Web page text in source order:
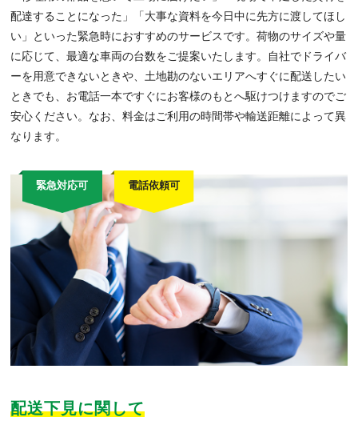
配達することになった」「大事な資料を今日中に先方に渡してほし
い」といった緊急時におすすめのサービスです。荷物のサイズや量
に応じて、最適な車両の台数をご提案いたします。自社でドライバ
ーを用意できないときや、土地勘のないエリアへすぐに配送したい
ときでも、お電話一本ですぐにお客様のもとへ駆けつけますのでご
安心ください。なお、料金はご利用の時間帯や輸送距離によって異
なります。
緊急対応可 電話依頼可
配送下見に関して